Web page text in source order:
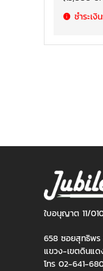
ชำระเงิ
ใบอนุญาต 11/
658 ซอยสุทธิพร
แขวง-เขตดินแ
โทร 02-641-